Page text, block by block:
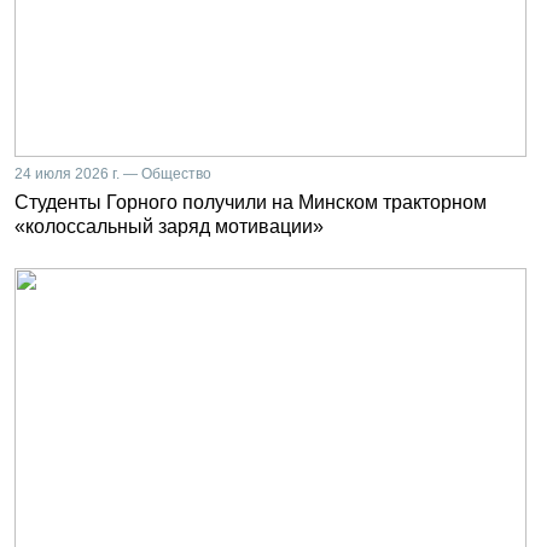
24 июля 2026 г. — Общество
Студенты Горного получили на Минском тракторном
«колоссальный заряд мотивации»